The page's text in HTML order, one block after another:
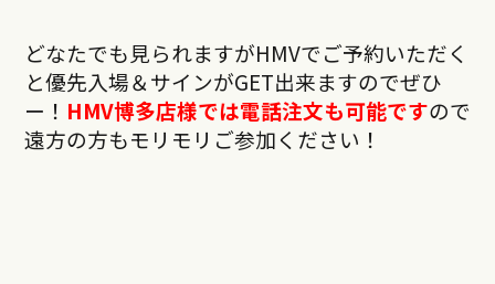
どなたでも見られますがHMVでご予約いただく
と優先入場＆サインがGET出来ますのでぜひ
ー！ HMV博多店様では電話注文も可能ですので
遠方の方もモリモリご参加ください！